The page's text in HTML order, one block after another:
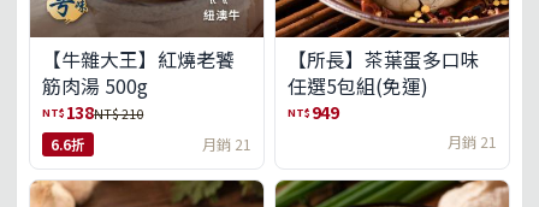
【牛雜大王】紅燒老饕
筋肉湯 500g
NT$ 138NT$ 210
6.6折 月銷 21
【所長】茶葉蛋多口味
任選5包組(免運)
NT$ 949
月銷 21